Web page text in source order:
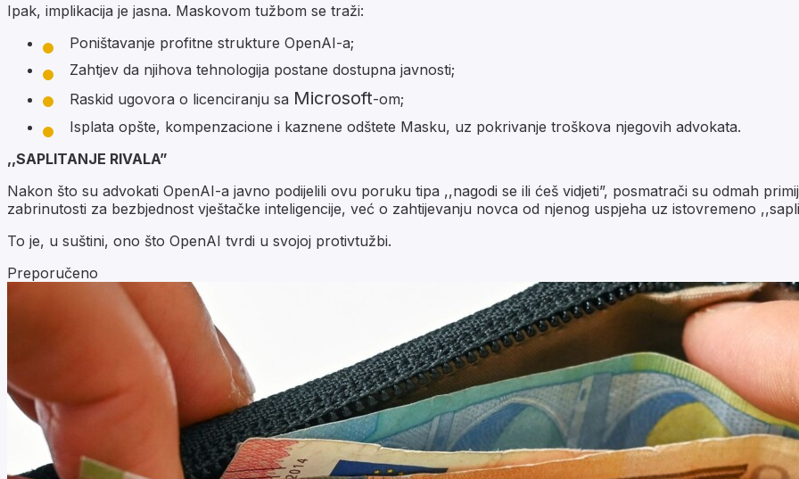
Ipak, implikacija je jasna. Maskovom tužbom se traži:
Poništavanje profitne strukture OpenAI-a;
Zahtjev da njihova tehnologija postane dostupna javnosti;
Raskid ugovora o licenciranju sa Microsoft-om;
Isplata opšte, kompenzacione i kaznene odštete Masku, uz pokrivanje troškova njegovih advokata.
,,SAPLITANJE RIVALA”
Nakon što su advokati OpenAI-a javno podijelili ovu poruku tipa ,,nagodi se ili ćeš vidjeti”, posmatrači su odmah
zabrinutosti za bezbjednost vještačke inteligencije, već o zahtijevanju novca od njenog uspjeha uz istovremeno
To je, u suštini, ono što OpenAI tvrdi u svojoj protivtužbi.
Preporučeno